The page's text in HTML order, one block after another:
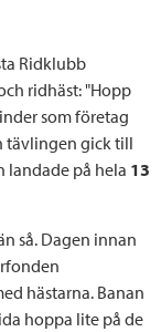
Ridklubb
ridhäst: "Hopp
som företag
tävlingen gick till
landade på hela 13
så. Dagen innan
hästarna. Banan
hoppa lite på de